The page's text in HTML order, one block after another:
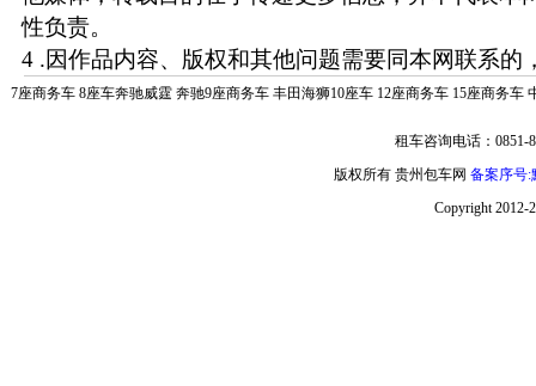
性负责。
4 .因作品内容、版权和其他问题需要同本网联系的
7座商务车 8座车奔驰威霆 奔驰9座商务车 丰田海狮10座车 12座商务车 15座商务车
租车咨询电话：0851-
版权所有 贵州包车网 备案序号:
Copyright 2012-